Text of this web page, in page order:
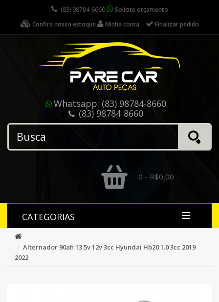
(83) 98784-8660
Solicite orçamento
Confira nosso estoque
Minha conta Finalizar pedido
Whatsapp: (83) 98784-8660
(83) 98784-8660
0 - R$0,00
CATEGORIAS
Alternador 90ah 13.5v 12v 3cc Hyundai Hb20 1.0 3cc 2019
2022